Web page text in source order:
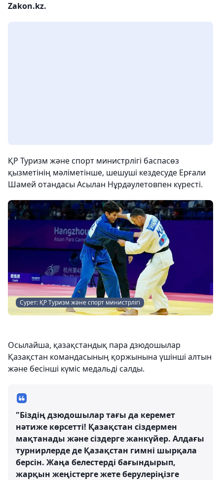
Zakon.kz.
ҚР Туризм және спорт министрлігі баспасөз
қызметінің мәліметінше, шешуші кездесуде Ерғали
Шамей отандасы Асылан Нұрдәулетовпен күресті.
Сурет: ҚР Туризм және спорт министрлігі
Осылайша, қазақстандық пара дзюдошылар
Қазақстан командасының қоржынына үшінші алтын
және бесінші күміс медальді салды.
"Біздің дзюдошылар тағы да керемет
нәтиже көрсетті! Қазақстан сіздермен
мақтанады және сіздерге жанкүйер. Алдағы
турнирлерде де Қазақстан гимні шырқала
берсін. Жаңа белестерді бағындырып,
жарқын жеңістерге жете берулеріңізге